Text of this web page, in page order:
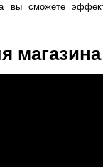
вы сможете